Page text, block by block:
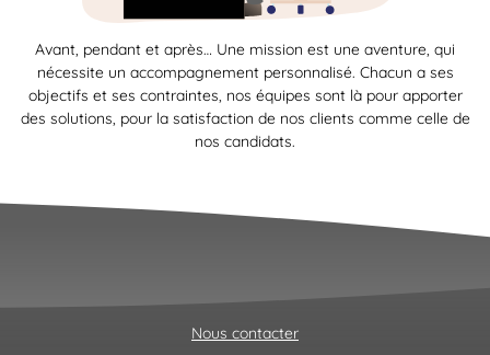
Avant, pendant et après… Une mission est une aventure, qui
nécessite un accompagnement personnalisé. Chacun a ses
objectifs et ses contraintes, nos équipes sont là pour apporter
des solutions, pour la satisfaction de nos clients comme celle de
nos candidats.
Nous contacter